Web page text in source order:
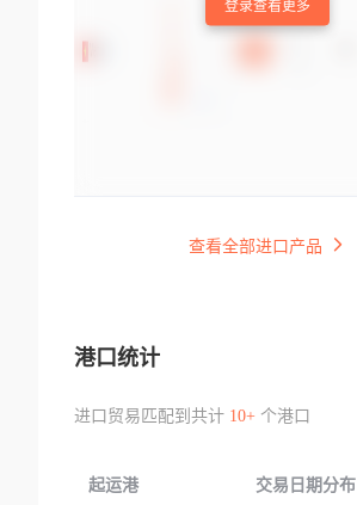
登录查看更多
查看全部进口产品
港口统计
进口贸易匹配到共计 10+个港口
起运港 交易日期分布